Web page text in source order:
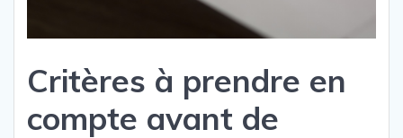
Critères à prendre en
compte avant de